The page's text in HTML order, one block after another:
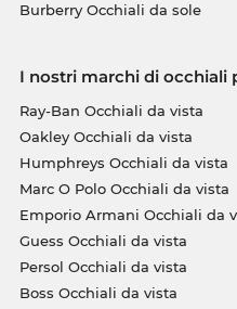
Burberry Occhiali da sole
I nostri marchi di occhiali
Ray-Ban Occhiali da vista
Oakley Occhiali da vista
Humphreys Occhiali da vista
Marc O Polo Occhiali da vista
Emporio Armani Occhiali da
Guess Occhiali da vista
Persol Occhiali da vista
Boss Occhiali da vista